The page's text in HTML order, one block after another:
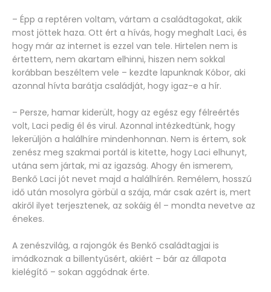
– Épp a reptéren voltam, vártam a családtagokat, akik
most jöttek haza. Ott ért a hívás, hogy meghalt Laci, és
hogy már az internet is ezzel van tele. Hirtelen nem is
értettem, nem akartam elhinni, hiszen nem sokkal
korábban beszéltem vele – kezdte lapunknak Kóbor, aki
azonnal hívta barátja családját, hogy igaz-e a hír.
– Persze, hamar kiderült, hogy az egész egy félreértés
volt, Laci pedig él és virul. Azonnal intézkedtünk, hogy
lekerüljön a halálhíre mindenhonnan. Nem is értem, sok
zenész meg szakmai portál is kitette, hogy Laci elhunyt,
utána sem jártak, mi az igazság. Ahogy én ismerem,
Benkő Laci jót nevet majd a halálhírén. Remélem, hosszú
idő után mosolyra görbül a szája, már csak azért is, mert
akiről ilyet terjesztenek, az sokáig él – mondta nevetve az
énekes.
A zenészvilág, a rajongók és Benkő családtagjai is
imádkoznak a billentyűsért, akiért – bár az állapota
kielégítő – sokan aggódnak érte.